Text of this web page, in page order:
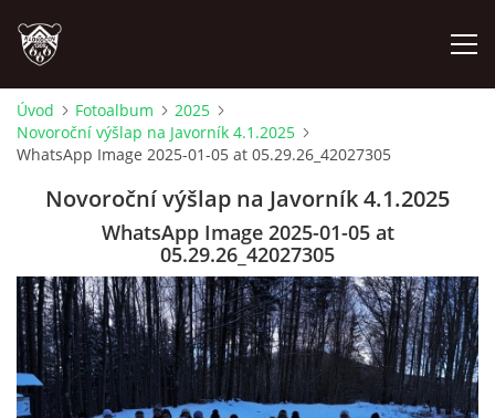
ÚVOD
PLÁNOVANÉ AKCE
NOVINKY
FOTOALBUM
Úvod Fotoalbum
2025
Novoroční výšlap na Javorník 4.1.2025
WhatsApp Image 2025-01-05 at 05.29.26_42027305
Novoroční výšlap na Javorník 4.1.2025
WhatsApp Image 2025-01-05 at
05.29.26_42027305